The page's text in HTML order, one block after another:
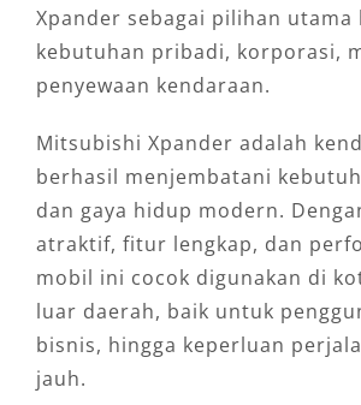
Xpander sebagai pilihan utama
kebutuhan pribadi, korporasi,
penyewaan kendaraan.
Mitsubishi Xpander adalah
berhasil menjembatani
dan gaya hidup modern.
atraktif, fitur lengkap, dan
mobil ini cocok digunakan di
luar daerah, baik untuk
bisnis, hingga keperluan
jauh.